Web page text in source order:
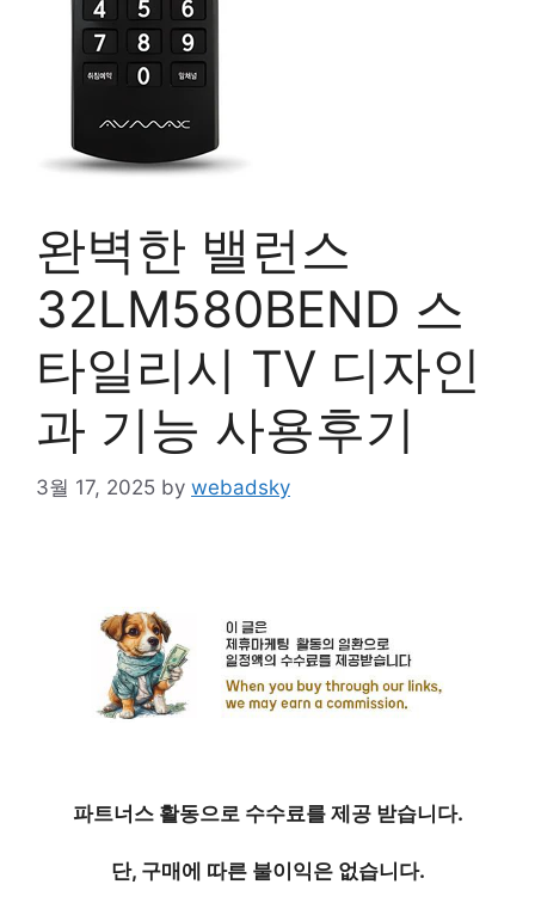
완벽한 밸런스
32LM580BEND 스
타일리시 TV 디자인
과 기능 사용후기
3월 17, 2025 by webadsky
파트너스 활동으로 수수료를 제공 받습니다.
단, 구매에 따른 불이익은 없습니다.